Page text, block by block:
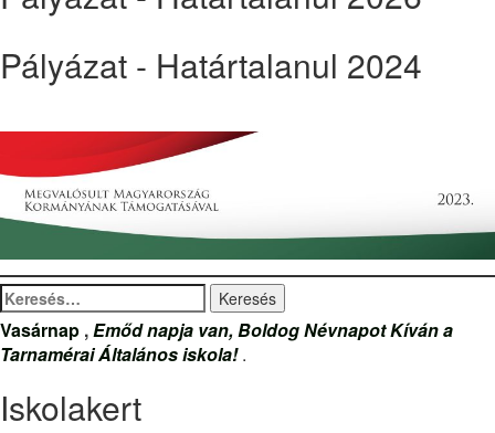
Pályázat - Határtalanul 2024
Keresés:
Vasárnap ,Emőd napja van, Boldog Névnapot Kíván a
Tarnamérai Általános iskola!.
Iskolakert